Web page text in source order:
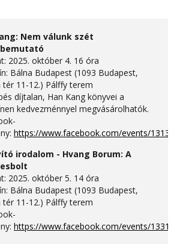
Nem válunk szét
2025. október 4. 16 óra
Bálna Budapest (1093 Budapest,
tér 11-12.) Pálffy terem
díjtalan, Han Kang könyvei a
kedvezménnyel megvásárolhatók.
https://www.facebook.com/events/
irodalom - Hvang Borum: A
2025. október 5. 14 óra
Bálna Budapest (1093 Budapest,
tér 11-12.) Pálffy terem
https://www.facebook.com/events/